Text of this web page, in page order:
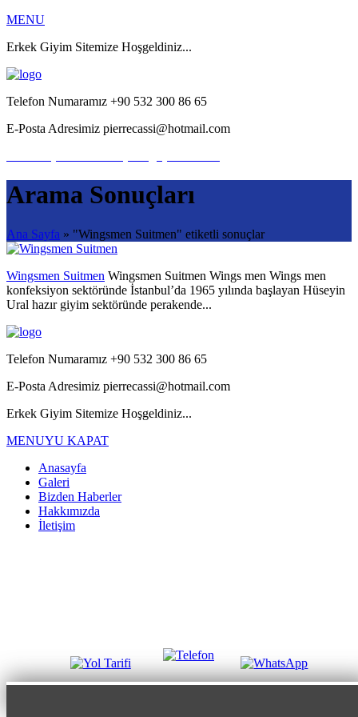
MENU
Erkek Giyim Sitemize Hoşgeldiniz...
Telefon Numaramız +90 532 300 86 65
E-Posta Adresimiz pierrecassi@hotmail.com
Arama Sonuçları
Ana Sayfa » "Wingsmen Suitmen" etiketli sonuçlar
Wingsmen Suitmen Wingsmen Suitmen Wings men Wings men
konfeksiyon sektöründe İstanbul’da 1965 yılında başlayan Hüseyin
Ural hazır giyim sektöründe perakende...
Telefon Numaramız +90 532 300 86 65
E-Posta Adresimiz pierrecassi@hotmail.com
Erkek Giyim Sitemize Hoşgeldiniz...
MENUYU KAPAT
Anasayfa
Galeri
Bizden Haberler
Hakkımızda
İletişim